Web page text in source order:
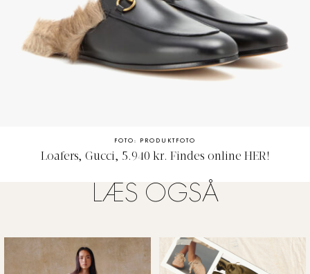
FOTO: PRODUKTFOTO
Loafers, Gucci, 5.940 kr. Findes online HER!
LÆS OGSÅ